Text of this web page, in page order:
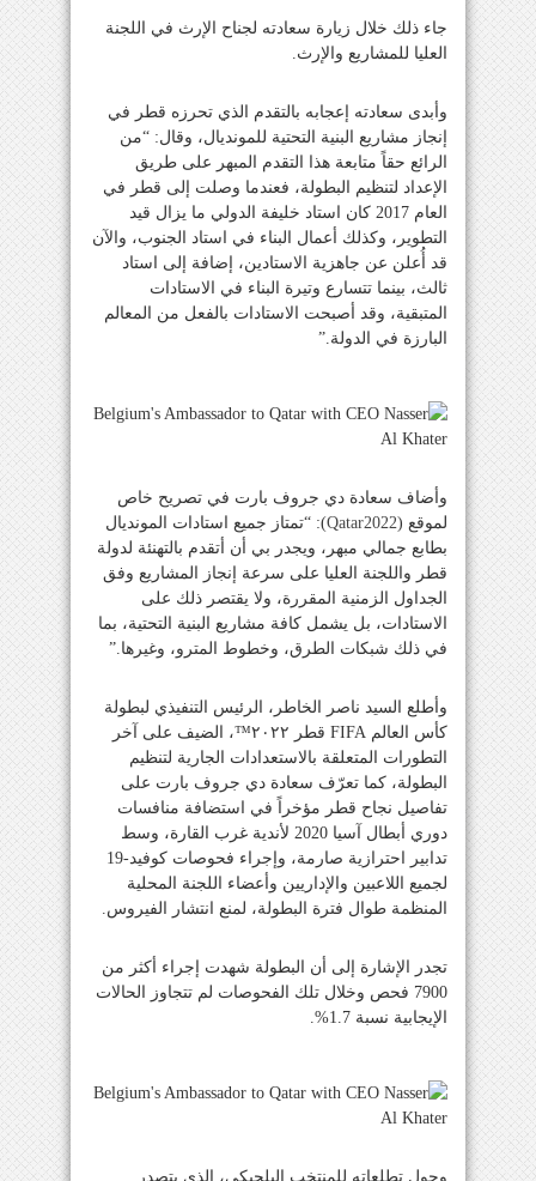
جاء ذلك خلال زيارة سعادته لجناح الإرث في اللجنة
العليا للمشاريع والإرث.
وأبدى سعادته إعجابه بالتقدم الذي تحرزه قطر في
إنجاز مشاريع البنية التحتية للمونديال، وقال: “من
الرائع حقاً متابعة هذا التقدم المبهر على طريق
الإعداد لتنظيم البطولة، فعندما وصلت إلى قطر في
العام 2017 كان استاد خليفة الدولي ما يزال قيد
التطوير، وكذلك أعمال البناء في استاد الجنوب، والآن
قد أُعلن عن جاهزية الاستادين، إضافة إلى استاد
ثالث، بينما تتسارع وتيرة البناء في الاستادات
المتبقية، وقد أصبحت الاستادات بالفعل من المعالم
البارزة في الدولة.”
وأضاف سعادة دي جروف بارت في تصريح خاص
لموقع (Qatar2022): “تمتاز جميع استادات المونديال
بطابع جمالي مبهر، ويجدر بي أن أتقدم بالتهنئة لدولة
قطر واللجنة العليا على سرعة إنجاز المشاريع وفق
الجداول الزمنية المقررة، ولا يقتصر ذلك على
الاستادات، بل يشمل كافة مشاريع البنية التحتية، بما
في ذلك شبكات الطرق، وخطوط المترو، وغيرها.”
وأطلع السيد ناصر الخاطر، الرئيس التنفيذي لبطولة
كأس العالم FIFA قطر ٢٠٢٢™، الضيف على آخر
التطورات المتعلقة بالاستعدادات الجارية لتنظيم
البطولة، كما تعرّف سعادة دي جروف بارت على
تفاصيل نجاح قطر مؤخراً في استضافة منافسات
دوري أبطال آسيا 2020 لأندية غرب القارة، وسط
تدابير احترازية صارمة، وإجراء فحوصات كوفيد-19
لجميع اللاعبين والإداريين وأعضاء اللجنة المحلية
المنظمة طوال فترة البطولة، لمنع انتشار الفيروس.
تجدر الإشارة إلى أن البطولة شهدت إجراء أكثر من
7900 فحص وخلال تلك الفحوصات لم تتجاوز الحالات
الإيجابية نسبة 1.7%.
وحول تطلعاته للمنتخب البلجيكي، الذي يتصدر